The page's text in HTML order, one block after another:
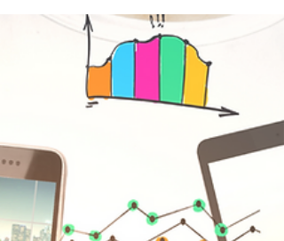
La Regione Emilia-Romagna ha lanciato
Bando SRD01 2025, un’opportunità
imperdibile per gli imprenditori agricoli
che vogliono investire in innovazione,
sostenibilità e competitività. Il bando
finanzia impianti irrigui efficienti,
tecnologie digitali, agricoltura di
precisione, interventi per il benessere
animale e la trasformazione dei prodotti
agricoli. Il contributo può arrivare fino al